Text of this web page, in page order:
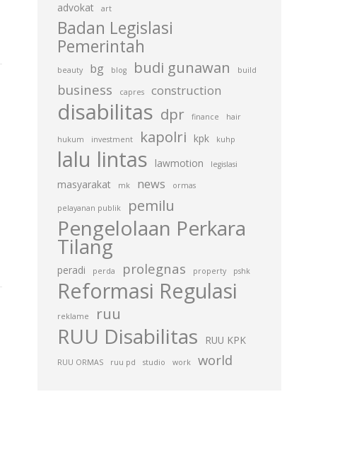
advokat art
Badan Legislasi
Pemerintah
beauty bg blog budi gunawan build
business capres construction
disabilitas dpr finance hair
hukum investment kapolri kpk kuhp
lalu lintas lawmotion legislasi
masyarakat mk news ormas
pelayanan publik pemilu
Pengelolaan Perkara
Tilang
peradi perda prolegnas property pshk
Reformasi Regulasi
reklame ruu
RUU Disabilitas RUU KPK
RUU ORMAS ruu pd studio work world